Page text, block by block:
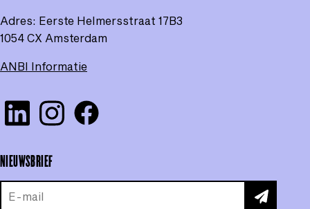
Adres: Eerste Helmersstraat 17B3
1054 CX Amsterdam
ANBI Informatie
Visit our Linkedin
Check our Instagram
Check our Facebook
NIEUWSBRIEF